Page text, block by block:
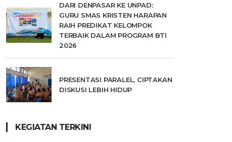
DARI DENPASAR KE UNPAD:
GURU SMAS KRISTEN HARAPAN
RAIH PREDIKAT KELOMPOK
TERBAIK DALAM PROGRAM BTI
2026
PRESENTASI PARALEL, CIPTAKAN
DISKUSI LEBIH HIDUP
KEGIATAN TERKINI